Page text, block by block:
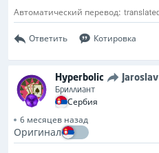
Автоматический перевод:
Ответить Котировка
Hyperbolic Jaroslav
Бриллиант
Сербия
6 месяцев назад
Оригинал